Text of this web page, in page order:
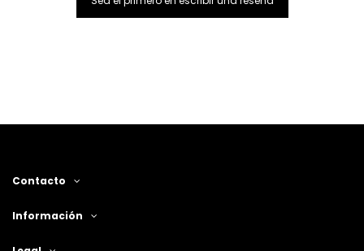
Contacto
Información